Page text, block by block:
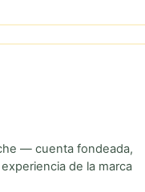
— cuenta fondeada,
de la marca